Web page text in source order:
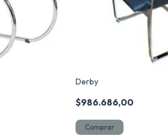
Derby
$986.686,00
Comprar